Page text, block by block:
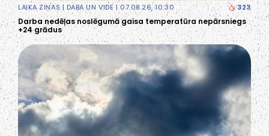
LAIKA ZIŅAS |DABA UN VIDE| 07.08.26, 10:30 323
Darba nedēļas noslēgumā gaisa temperatūra nepārsniegs
+24 grādus